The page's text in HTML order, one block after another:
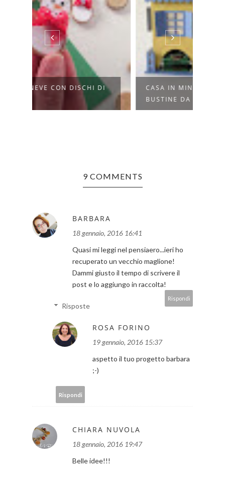
CASA IN MINIATURA PORTA
BUSTINE DA ...
9 COMMENTS
BARBARA
18 gennaio, 2016 16:41
Quasi mi leggi nel pensiaero...ieri ho
recuperato un vecchio maglione!
Dammi giusto il tempo di scrivere il
post e lo aggiungo in raccolta!
Rispondi
Risposte
ROSA FORINO
19 gennaio, 2016 15:37
aspetto il tuo progetto barbara
;-)
Rispondi
CHIARA NUVOLA
18 gennaio, 2016 19:47
Belle idee!!!